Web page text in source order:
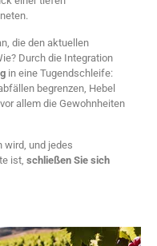
die den aktuellen
Durch die Integration
in eine Tugendschleife:
begrenzen, Hebel
allem die Gewohnheiten
wird, und jedes
ist, schließen Sie sich